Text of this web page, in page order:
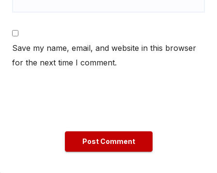
Save my name, email, and website in this browser
for the next time I comment.